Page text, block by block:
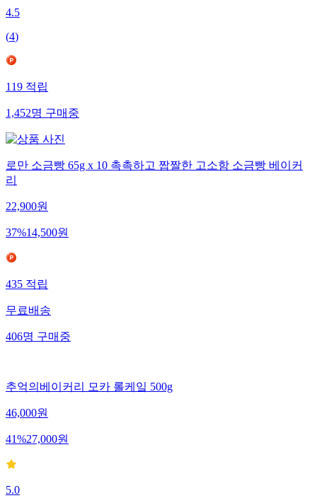
4.5
(4)
119적립
1,452명구매중
로만 소금빵 65g x 10 촉촉하고 짭짤한 고소함 소금빵 베이커
리
22,900원
37%14,500원
435적립
무료배송
406명구매중
추억의베이커리 모카 롤케잌 500g
46,000원
41%27,000원
5.0